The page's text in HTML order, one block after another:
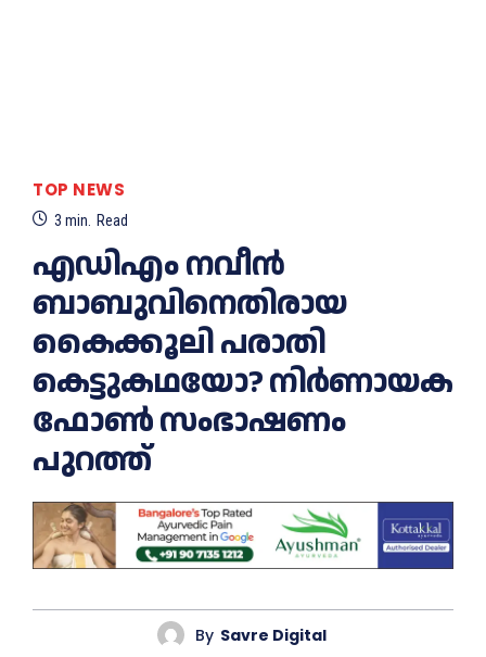
TOP NEWS
3 min. Read
എഡിഎം നവീന്‍
ബാബുവിനെതിരായ
കൈക്കൂലി പരാതി
കെട്ടുകഥയോ? നിര്‍ണായക
ഫോണ്‍ സംഭാഷണം
പുറത്ത്
By Savre Digital